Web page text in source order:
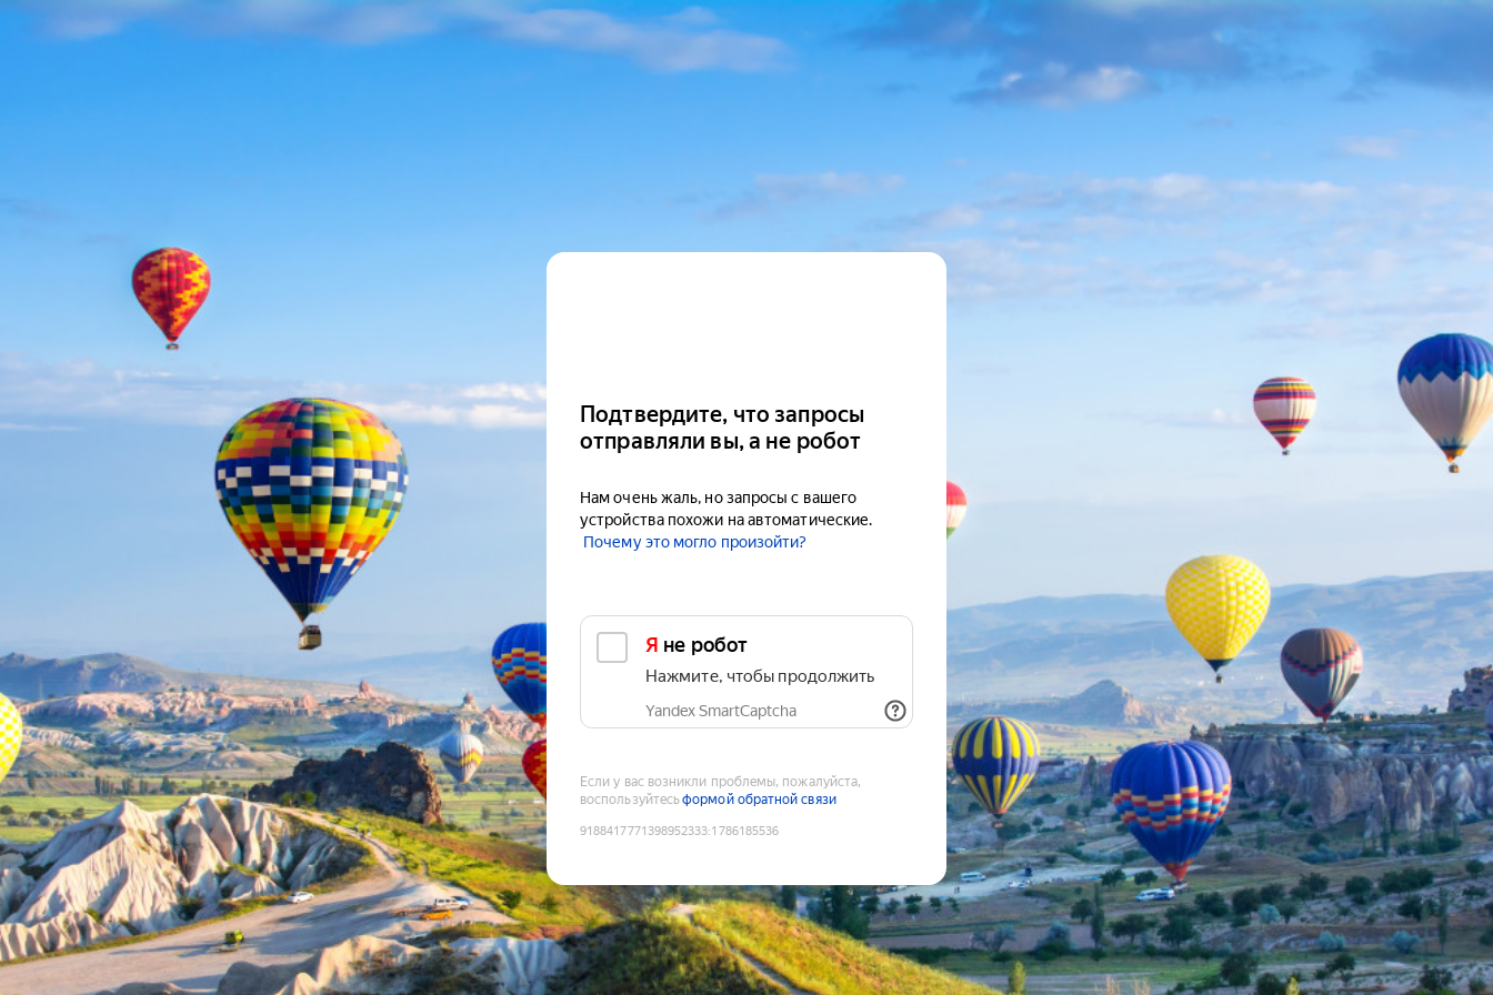
Подтвердите, что запросы
отправляли вы, а не робот
Нам очень жаль, но запросы с вашего
устройства похожи на автоматические.
Почему это могло произойти?
Я не робот
Нажмите, чтобы продолжить
Yandex SmartCaptcha
Если у вас возникли проблемы, пожалуйста,
воспользуйтесьформой обратной связи
9188417771398952333:1786185536